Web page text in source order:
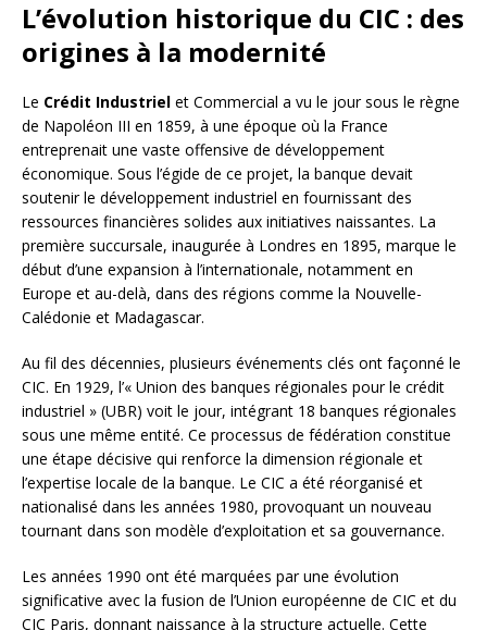
L’évolution historique du CIC : des
origines à la modernité
Le Crédit Industriel et Commercial a vu le jour sous le règne
de Napoléon III en 1859, à une époque où la France
entreprenait une vaste offensive de développement
économique. Sous l’égide de ce projet, la banque devait
soutenir le développement industriel en fournissant des
ressources financières solides aux initiatives naissantes. La
première succursale, inaugurée à Londres en 1895, marque le
début d’une expansion à l’internationale, notamment en
Europe et au-delà, dans des régions comme la Nouvelle-
Calédonie et Madagascar.
Au fil des décennies, plusieurs événements clés ont façonné le
CIC. En 1929, l’« Union des banques régionales pour le crédit
industriel » (UBR) voit le jour, intégrant 18 banques régionales
sous une même entité. Ce processus de fédération constitue
une étape décisive qui renforce la dimension régionale et
l’expertise locale de la banque. Le CIC a été réorganisé et
nationalisé dans les années 1980, provoquant un nouveau
tournant dans son modèle d’exploitation et sa gouvernance.
Les années 1990 ont été marquées par une évolution
significative avec la fusion de l’Union européenne de CIC et du
CIC Paris, donnant naissance à la structure actuelle. Cette